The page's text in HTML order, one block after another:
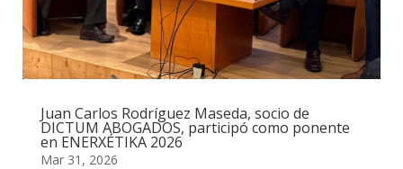
Juan Carlos Rodríguez Maseda, socio de
DICTUM ABOGADOS, participó como ponente
en ENERXÉTIKA 2026
Mar 31, 2026